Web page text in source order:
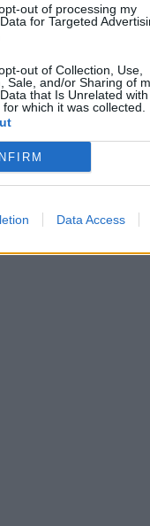
out of processing my
for Targeted
out of Collection, Use,
Sale, and/or Sharing of
that Is Unrelated
which it was collected.
Data Access